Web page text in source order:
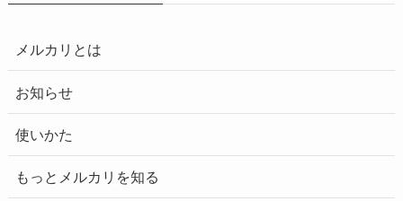
メルカリとは
お知らせ
使いかた
もっとメルカリを知る